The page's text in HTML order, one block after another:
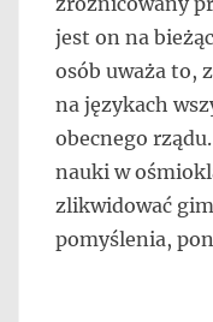
jest on na
osób uważa to,
na językach
obecnego
nauki w
zlikwidować
pomyślenia,